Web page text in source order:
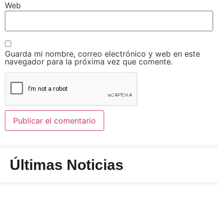
Web
Guarda mi nombre, correo electrónico y web en este
navegador para la próxima vez que comente.
Últimas Noticias